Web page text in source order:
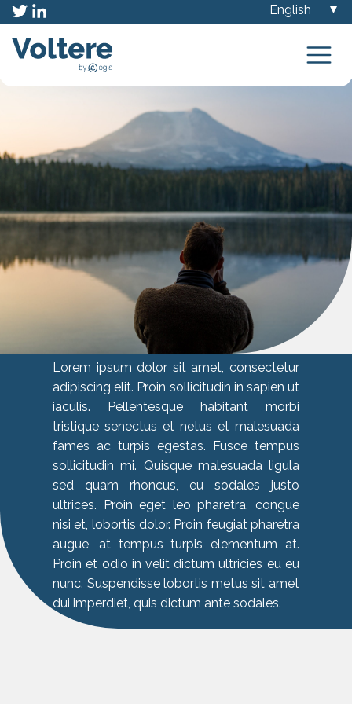
Choose
a
language
Lorem ipsum dolor sit amet, consectetur
adipiscing elit. Proin sollicitudin in sapien ut
iaculis. Pellentesque habitant morbi
tristique senectus et netus et malesuada
fames ac turpis egestas. Fusce tempus
sollicitudin mi. Quisque malesuada ligula
sed quam rhoncus, eu sodales justo
ultrices. Proin eget leo pharetra, congue
nisi et, lobortis dolor. Proin feugiat pharetra
augue, at tempus turpis elementum at.
Proin et odio in velit dictum ultricies eu eu
nunc. Suspendisse lobortis metus sit amet
dui imperdiet, quis dictum ante sodales.